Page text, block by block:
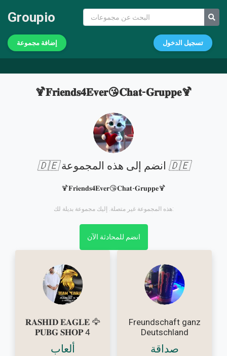
Groupio
إضافة مجموعة تسجيل الدخول
🍹𝐅𝐫𝐢𝐞𝐧𝐝𝐬𝟒𝐄𝐯𝐞𝐫😘𝐂𝐡𝐚𝐭-𝐆𝐫𝐮𝐩𝐩𝐞🍹
🇩🇪 🇩🇪
🍹𝐅𝐫𝐢𝐞𝐧𝐝𝐬𝟒𝐄𝐯𝐞𝐫😘𝐂𝐡𝐚𝐭-𝐆𝐫𝐮𝐩𝐩𝐞🍹
هذه المجموعة غير متصلة. إليك مجموعة بديلة لك:
انضم للمحادثة الآن
𝐑𝐀𝐒𝐇𝐈𝐃 𝐄𝐀𝐆𝐋𝐄 🦅
𝐏𝐔𝐁𝐆 𝐒𝐇𝐎𝐏 4
ألعاب
Freundschaft ganz
Deutschland
صداقة